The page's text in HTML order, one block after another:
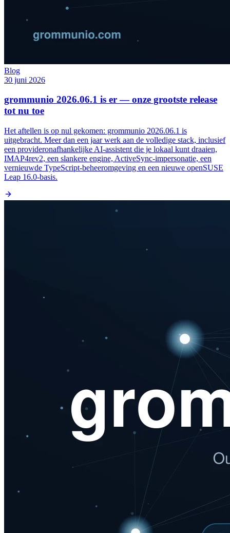
Blog
30 juni 2026
grommunio 2026.06.1 is er — onze grootste release
tot nu toe
Het aftellen is op nul gekomen: grommunio 2026.06.1 is
uitgebracht. Meer dan een jaar werk aan de volledige stack, inclusief
een provideronafhankelijke AI-assistent die je lokaal kunt draaien,
IMAP4rev2, een slankere engine, ActiveSync-impersonatie, een
vernieuwde TypeScript-beheeromgeving en een nieuwe openSUSE
Leap 16.0-basis.